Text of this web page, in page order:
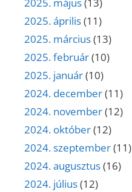
2025. május(13)
2025. április(11)
2025. március(13)
2025. február(10)
2025. január(10)
2024. december(11)
2024. november(12)
2024. október(12)
2024. szeptember(11)
2024. augusztus(16)
2024. július(12)